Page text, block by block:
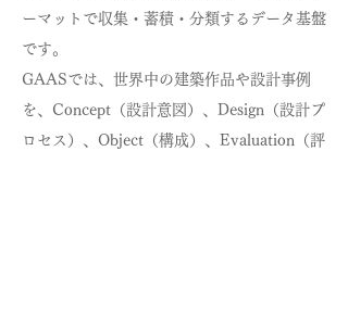
ーマットで収集・蓄積・分類するデータ基盤
です。
GAASでは、世界中の建築作品や設計事例
を、Concept（設計意図）、Design（設計プ
ロセス）、Object（構成）、Evaluation（評